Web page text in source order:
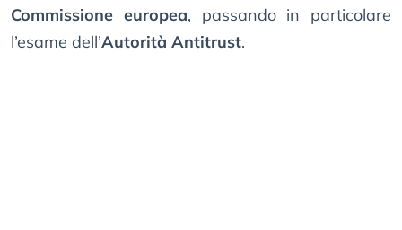
Commissione europea, passando in particolare
l’esame dell’Autorità Antitrust.